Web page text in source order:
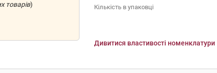
товарів) Кількість в упаковці
Дивитися властивості номенклатури